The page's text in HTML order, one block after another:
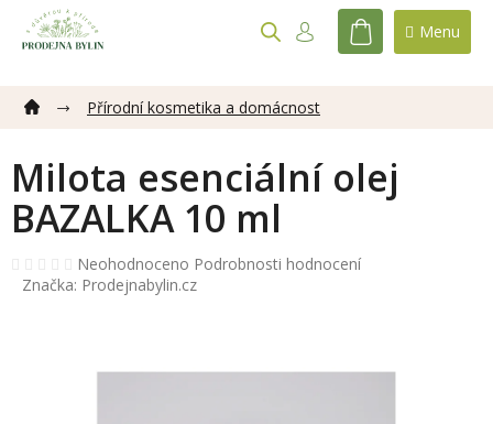
obsah
NÁKUPNÍ
Přírodní kosmetika a domácnost
Milota esenciální olej
BAZALKA 10 ml
Průměrné
hodnocení
Neohodnoceno Podrobnosti hodnocení
Značka: Prodejnabylin.cz